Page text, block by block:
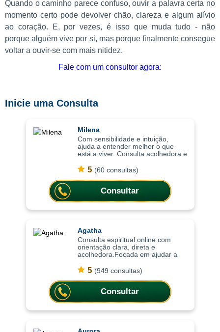
Quando o caminho parece confuso, ouvir a palavra certa no
momento certo pode devolver chão, clareza e algum alívio
ao coração. E, por vezes, é isso que muda tudo - não
porque alguém vive por si, mas porque finalmente consegue
voltar a ouvir-se com mais nitidez.
Fale com um consultor agora:
Inicie uma Consulta
Milena
Com sensibilidade e intuição,
ajuda a entender melhor o que
está a viver. Consulta acolhedora e
compreender situações com mais
profundidade, trazendo clareza
emoci
5 (60 consultas)
Consultar
Agatha
Consulta espiritual online com
orientação clara, direta e
acolhedora.Focada em ajudar a
trazendo clareza, equilíbrio
emocional e orientação para
decisões importantes da vi
5 (949 consultas)
Consultar